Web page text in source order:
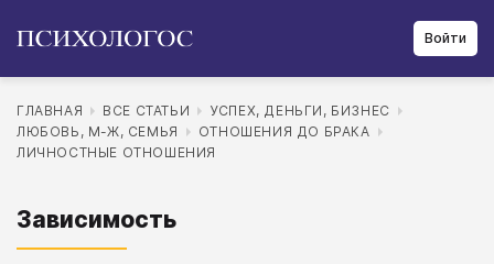
Войти
ГЛАВНАЯ ВСЕ СТАТЬИ
УСПЕХ, ДЕНЬГИ, БИЗНЕС
ЛЮБОВЬ, М-Ж, СЕМЬЯ
ОТНОШЕНИЯ ДО БРАКА
ЛИЧНОСТНЫЕ ОТНОШЕНИЯ
Зависимость